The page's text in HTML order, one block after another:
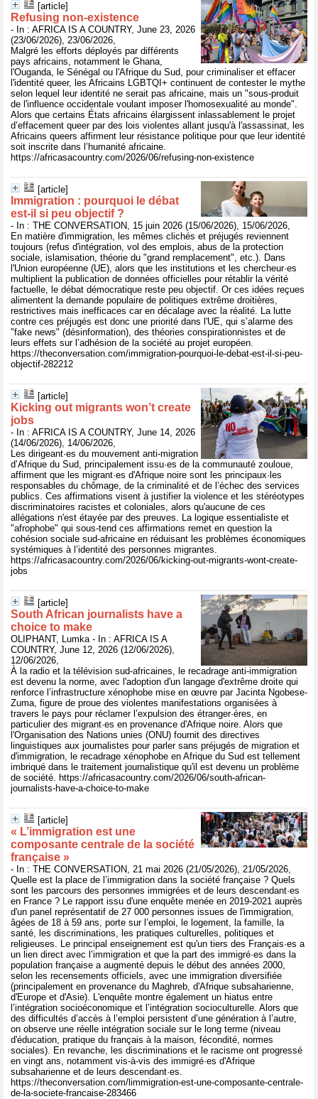
[article]
Refusing non-existence
- In : AFRICA IS A COUNTRY, June 23, 2026
(23/06/2026), 23/06/2026,
Malgré les efforts déployés par différents
pays africains, notamment le Ghana,
l'Ouganda, le Sénégal ou l'Afrique du Sud, pour criminaliser et effacer
l'identité queer, les Africains LGBTQI+ continuent de contester le mythe
selon lequel leur identité ne serait pas africaine, mais un "sous-produit
de l'influence occidentale voulant imposer l'homosexualité au monde".
Alors que certains États africains élargissent inlassablement le projet
d’effacement queer par des lois violentes allant jusqu'à l'assassinat, les
Africains queers affirment leur résistance politique pour que leur identité
soit inscrite dans l’humanité africaine.
https://africasacountry.com/2026/06/refusing-non-existence
[article]
Immigration : pourquoi le débat
est‑il si peu objectif ?
- In : THE CONVERSATION, 15 juin 2026 (15/06/2026), 15/06/2026,
En matière d'immigration, les mêmes clichés et préjugés reviennent
toujours (refus d'intégration, vol des emplois, abus de la protection
sociale, islamisation, théorie du "grand remplacement", etc.). Dans
l'Union européenne (UE), alors que les institutions et les chercheur·es
multiplient la publication de données officielles pour rétablir la vérité
factuelle, le débat démocratique reste peu objectif. Or ces idées reçues
alimentent la demande populaire de politiques extrême droitières,
restrictives mais inefficaces car en décalage avec la réalité. La lutte
contre ces préjugés est donc une priorité dans l'UE, qui s’alarme des
"fake news" (désinformation), des théories conspirationnistes et de
leurs effets sur l’adhésion de la société au projet européen.
https://theconversation.com/immigration-pourquoi-le-debat-est-il-si-peu-
objectif-282212
[article]
Kicking out migrants won’t create
jobs
- In : AFRICA IS A COUNTRY, June 14, 2026
(14/06/2026), 14/06/2026,
Les dirigeant·es du mouvement anti-migration
d’Afrique du Sud, principalement issu·es de la communauté zouloue,
affirment que les migrant·es d'Afrique noire sont les principaux·les
responsables du chômage, de la criminalité et de l’échec des services
publics. Ces affirmations visent à justifier la violence et les stéréotypes
discriminatoires racistes et coloniales, alors qu'aucune de ces
allégations n'est étayée par des preuves. La logique essentialiste et
"afrophobe" qui sous-tend ces affirmations remet en question la
cohésion sociale sud-africaine en réduisant les problèmes économiques
systémiques à l’identité des personnes migrantes.
https://africasacountry.com/2026/06/kicking-out-migrants-wont-create-
jobs
[article]
South African journalists have a
choice to make
OLIPHANT, Lumka - In : AFRICA IS A
COUNTRY, June 12, 2026 (12/06/2026),
12/06/2026,
À la radio et la télévision sud-africaines, le recadrage anti-immigration
est devenu la norme, avec l'adoption d'un langage d'extrême droite qui
renforce l’infrastructure xénophobe mise en œuvre par Jacinta Ngobese-
Zuma, figure de proue des violentes manifestations organisées à
travers le pays pour réclamer l’expulsion des étranger·ères, en
particulier des migrant·es en provenance d'Afrique noire. Alors que
l'Organisation des Nations unies (ONU) fournit des directives
linguistiques aux journalistes pour parler sans préjugés de migration et
d'immigration, le recadrage xénophobe en Afrique du Sud est tellement
imbriqué dans le traitement journalistique qu'il est devenu un problème
de société. https://africasacountry.com/2026/06/south-african-
journalists-have-a-choice-to-make
[article]
« L’immigration est une
composante centrale de la société
française »
- In : THE CONVERSATION, 21 mai 2026 (21/05/2026), 21/05/2026,
Quelle est la place de l’immigration dans la société française ? Quels
sont les parcours des personnes immigrées et de leurs descendant·es
en France ? Le rapport issu d'une enquête menée en 2019-2021 auprès
d'un panel représentatif de 27 000 personnes issues de l'immigration,
âgées de 18 à 59 ans, porte sur l’emploi, le logement, la famille, la
santé, les discriminations, les pratiques culturelles, politiques et
religieuses. Le principal enseignement est qu'un tiers des Français·es a
un lien direct avec l’immigration et que la part des immigré·es dans la
population française a augmenté depuis le début des années 2000,
selon les recensements officiels, avec une immigration diversifiée
(principalement en provenance du Maghreb, d'Afrique subsaharienne,
d'Europe et d'Asie). L'enquête montre également un hiatus entre
l’intégration socioéconomique et l’intégration socioculturelle. Alors que
des difficultés d’accès à l’emploi persistent d’une génération à l’autre,
on observe une réelle intégration sociale sur le long terme (niveau
d'éducation, pratique du français à la maison, fécondité, normes
sociales). En revanche, les discriminations et le racisme ont progressé
en vingt ans, notamment vis-à-vis des immigré·es d'Afrique
subsaharienne et de leurs descendant·es.
https://theconversation.com/limmigration-est-une-composante-centrale-
de-la-societe-francaise-283466